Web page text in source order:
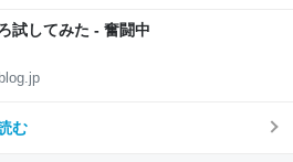
試してみた - 奮闘中
む